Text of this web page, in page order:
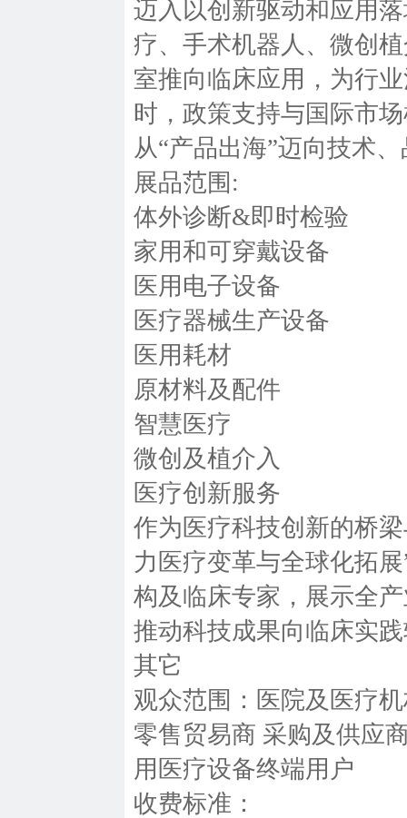
迈入以创新驱动和应用
疗、手术机器人、微创
室推向临床应用，为行
时，政策支持与国际市
从“产品出海”迈向技术
展品范围:
体外诊断&即时检验
家用和可穿戴设备
医用电子设备
医疗器械生产设备
医用耗材
原材料及配件
智慧医疗
微创及植介入
医疗创新服务
作为医疗科技创新的桥
力医疗变革与全球化拓
构及临床专家，展示全
推动科技成果向临床实
其它
观众范围：医院及医疗
零售贸易商 采购及供应
用医疗设备终端用户
收费标准：